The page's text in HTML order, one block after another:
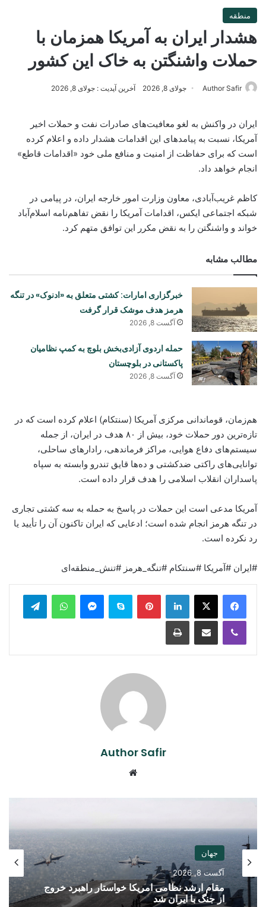
منطقه
هشدار ایران به آمریکا همزمان با
حملات واشنگتن به خاک این‌ کشور
Author Safir جولای 8, 2026 آخرین آپدیت : جولای 8, 2026
ایران در واکنش به لغو معافیت‌های صادرات نفت و حملات اخیر
آمریکا، نسبت به پیامدهای این اقدامات هشدار داده و اعلام کرده
است که برای حفاظت از امنیت و منافع ملی خود «اقدامات قاطع»
انجام خواهد داد.
کاظم غریب‌آبادی، معاون وزارت امور خارجه ایران، در پیامی در
شبکه اجتماعی ایکس، اقدامات آمریکا را نقض تفاهم‌نامه اسلام‌آباد
خواند و واشنگتن را به نقض مکرر این توافق متهم کرد.
مطالب مشابه
خبرگزاری امارات: کشتی متعلق به «ادنوک» در تنگه
هرمز هدف موشک قرار گرفت
آگست 8, 2026
حمله اردوی آزادی‌بخش بلوچ به کمپ نظامیان
پاکستانی در بلوچستان
آگست 8, 2026
هم‌زمان، قوماندانی مرکزی آمریکا (سنتکام) اعلام کرده است که در
تازه‌ترین دور حملات خود، بیش از ۸۰ هدف در ایران، از جمله
سیستم‌های دفاع هوایی، مراکز فرماندهی، رادارهای ساحلی،
توانایی‌های راکتی ضدکشتی و ده‌ها قایق تندرو وابسته به سپاه
پاسداران انقلاب اسلامی را هدف قرار داده است.
آمریکا مدعی است این حملات در پاسخ به حمله به سه کشتی تجاری
در تنگه هرمز انجام شده است؛ ادعایی که ایران تاکنون آن را تأیید یا
رد نکرده است.
#ایران #آمریکا #سنتکام #تنگه_هرمز #تنش_منطقه‌ای
LinkedIn
Pinterest
Skype
Messenger
WhatsApp
Viber
Share via Email
Print
Author Safir
جهان
آگست 8, 2026
مقام ارشد نظامی امریکا خواستار راهبرد خروج
از جنگ با ایران شد